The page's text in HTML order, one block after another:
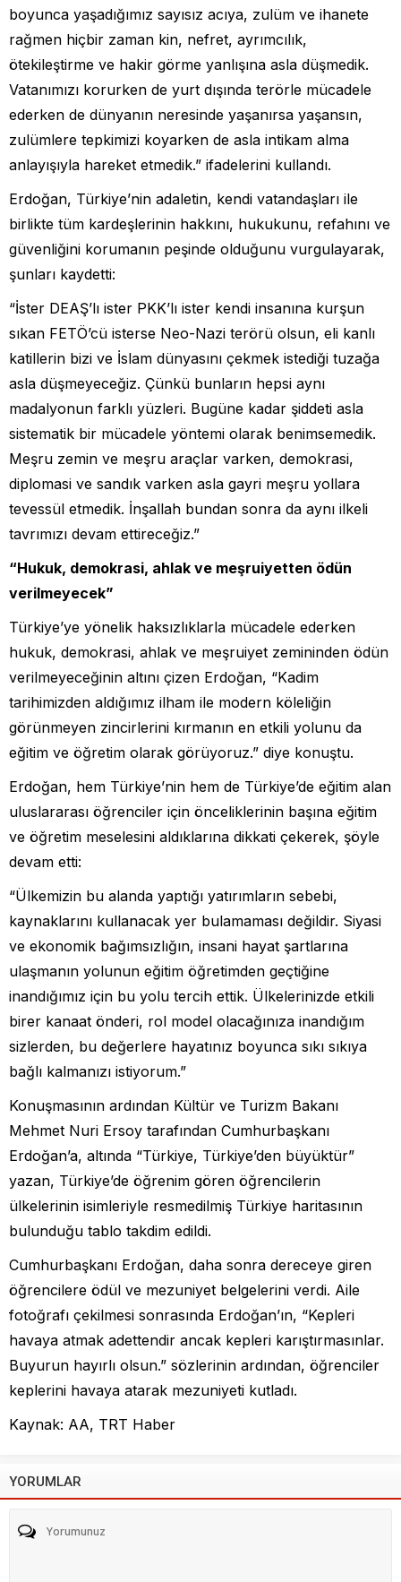
boyunca yaşadığımız sayısız acıya, zulüm ve ihanete
rağmen hiçbir zaman kin, nefret, ayrımcılık,
ötekileştirme ve hakir görme yanlışına asla düşmedik.
Vatanımızı korurken de yurt dışında terörle mücadele
ederken de dünyanın neresinde yaşanırsa yaşansın,
zulümlere tepkimizi koyarken de asla intikam alma
anlayışıyla hareket etmedik.” ifadelerini kullandı.
Erdoğan, Türkiye’nin adaletin, kendi vatandaşları ile
birlikte tüm kardeşlerinin hakkını, hukukunu, refahını ve
güvenliğini korumanın peşinde olduğunu vurgulayarak,
şunları kaydetti:
“İster DEAŞ’lı ister PKK’lı ister kendi insanına kurşun
sıkan FETÖ’cü isterse Neo-Nazi terörü olsun, eli kanlı
katillerin bizi ve İslam dünyasını çekmek istediği tuzağa
asla düşmeyeceğiz. Çünkü bunların hepsi aynı
madalyonun farklı yüzleri. Bugüne kadar şiddeti asla
sistematik bir mücadele yöntemi olarak benimsemedik.
Meşru zemin ve meşru araçlar varken, demokrasi,
diplomasi ve sandık varken asla gayri meşru yollara
tevessül etmedik. İnşallah bundan sonra da aynı ilkeli
tavrımızı devam ettireceğiz.”
“Hukuk, demokrasi, ahlak ve meşruiyetten ödün
verilmeyecek”
Türkiye’ye yönelik haksızlıklarla mücadele ederken
hukuk, demokrasi, ahlak ve meşruiyet zemininden ödün
verilmeyeceğinin altını çizen Erdoğan, “Kadim
tarihimizden aldığımız ilham ile modern köleliğin
görünmeyen zincirlerini kırmanın en etkili yolunu da
eğitim ve öğretim olarak görüyoruz.” diye konuştu.
Erdoğan, hem Türkiye’nin hem de Türkiye’de eğitim alan
uluslararası öğrenciler için önceliklerinin başına eğitim
ve öğretim meselesini aldıklarına dikkati çekerek, şöyle
devam etti:
“Ülkemizin bu alanda yaptığı yatırımların sebebi,
kaynaklarını kullanacak yer bulamaması değildir. Siyasi
ve ekonomik bağımsızlığın, insani hayat şartlarına
ulaşmanın yolunun eğitim öğretimden geçtiğine
inandığımız için bu yolu tercih ettik. Ülkelerinizde etkili
birer kanaat önderi, rol model olacağınıza inandığım
sizlerden, bu değerlere hayatınız boyunca sıkı sıkıya
bağlı kalmanızı istiyorum.”
Konuşmasının ardından Kültür ve Turizm Bakanı
Mehmet Nuri Ersoy tarafından Cumhurbaşkanı
Erdoğan’a, altında “Türkiye, Türkiye’den büyüktür”
yazan, Türkiye’de öğrenim gören öğrencilerin
ülkelerinin isimleriyle resmedilmiş Türkiye haritasının
bulunduğu tablo takdim edildi.
Cumhurbaşkanı Erdoğan, daha sonra dereceye giren
öğrencilere ödül ve mezuniyet belgelerini verdi. Aile
fotoğrafı çekilmesi sonrasında Erdoğan’ın, “Kepleri
havaya atmak adettendir ancak kepleri karıştırmasınlar.
Buyurun hayırlı olsun.” sözlerinin ardından, öğrenciler
keplerini havaya atarak mezuniyeti kutladı.
Kaynak: AA, TRT Haber
YORUMLAR